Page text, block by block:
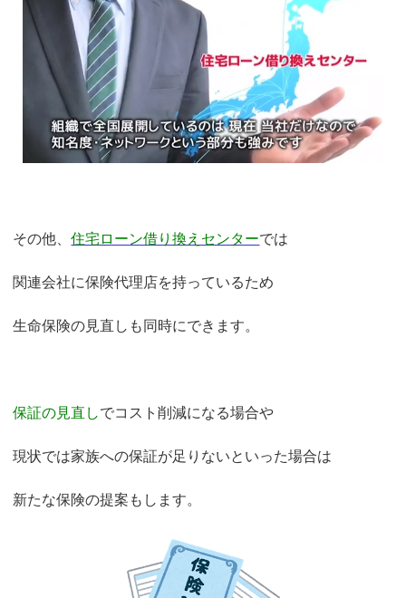
その他、住宅ローン借り換えセンターでは
関連会社に保険代理店を持っているため
生命保険の見直しも同時にできます。
保証の見直しでコスト削減になる場合や
現状では家族への保証が足りないといった場合は
新たな保険の提案もします。